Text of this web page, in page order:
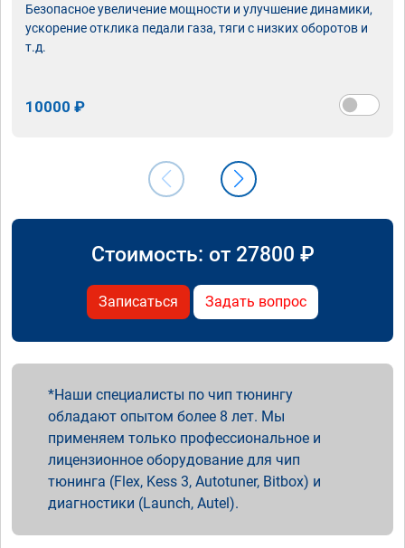
Безопасное увеличение мощности и улучшение динамики,
ускорение отклика педали газа, тяги с низких оборотов и
т.д.
10000 ₽
Стоимость: от 27800 ₽
Записаться Задать вопрос
Наши специалисты по чип тюнингу
обладают опытом более 8 лет. Мы
применяем только профессиональное и
лицензионное оборудование для чип
тюнинга (Flex, Kess 3, Autotuner, Bitbox) и
диагностики (Launch, Autel).